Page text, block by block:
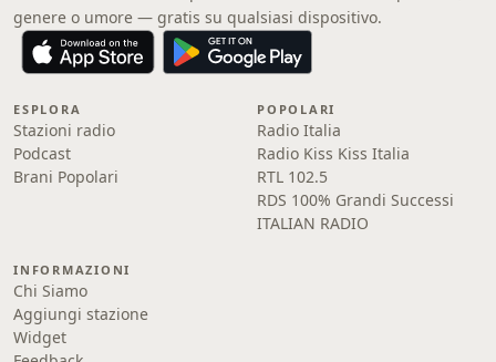
genere o umore — gratis su qualsiasi dispositivo.
ESPLORA
Stazioni radio
Podcast
Brani Popolari
POPOLARI
Radio Italia
Radio Kiss Kiss Italia
RTL 102.5
RDS 100% Grandi Successi
ITALIAN RADIO
INFORMAZIONI
Chi Siamo
Aggiungi stazione
Widget